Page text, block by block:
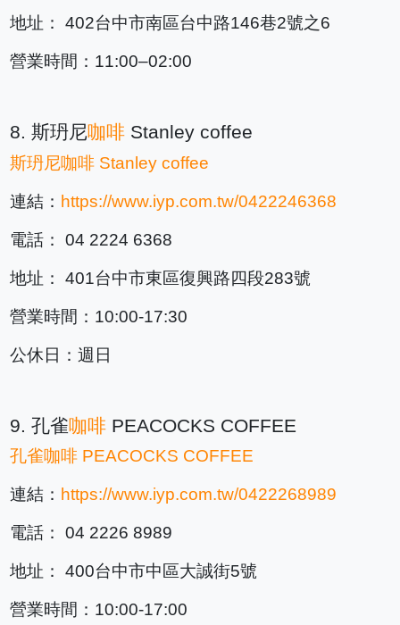
地址： 402台中市南區台中路146巷2號之6
營業時間：11:00–02:00
8. 斯玬尼咖啡 Stanley coffee
斯玬尼咖啡 Stanley coffee
連結： https://www.iyp.com.tw/0422246368
電話： 04 2224 6368
地址： 401台中市東區復興路四段283號
營業時間：10:00-17:30
公休日：週日
9. 孔雀咖啡 PEACOCKS COFFEE
孔雀咖啡 PEACOCKS COFFEE
連結： https://www.iyp.com.tw/0422268989
電話： 04 2226 8989
地址： 400台中市中區大誠街5號
營業時間：10:00-17:00